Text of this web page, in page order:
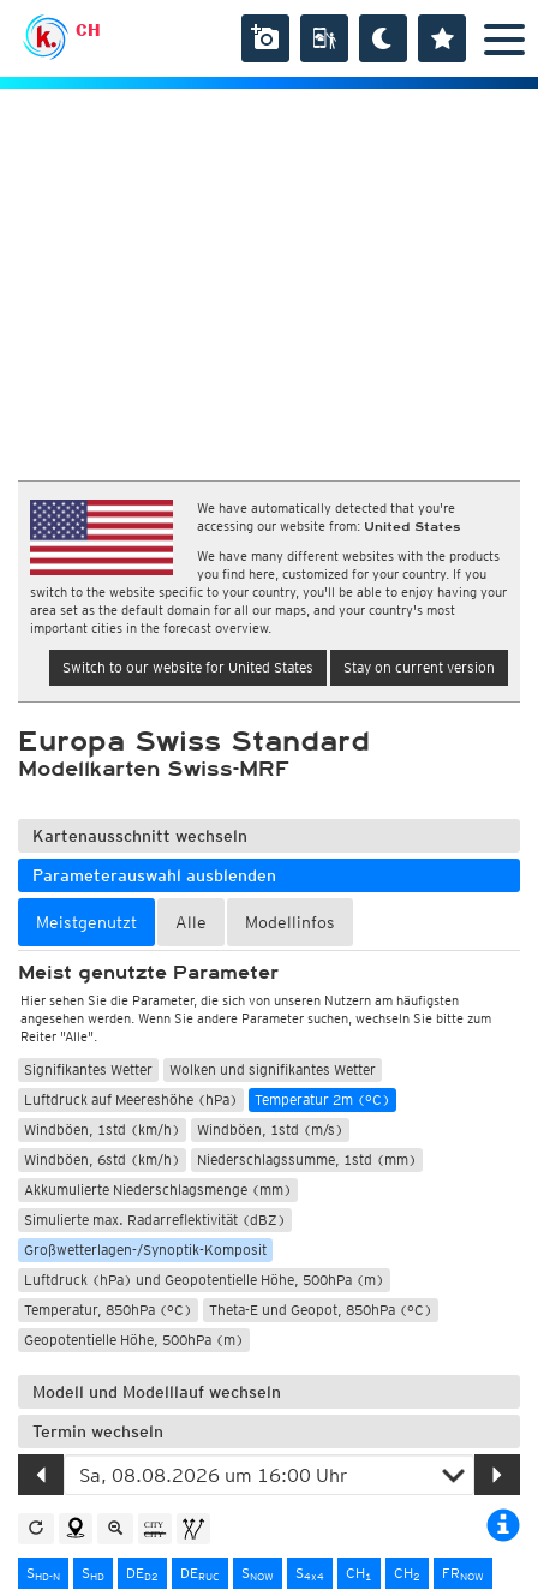
CH
We have automatically detected that you're
accessing our website from: United States
We have many different websites with the products
you find here, customized for your country. If you
switch to the website specific to your country, you'll be able to enjoy having your
area set as the default domain for all our maps, and your country's most
important cities in the forecast overview.
Switch to our website for United States Stay on current version
Europa Swiss Standard
Modellkarten Swiss-MRF
Kartenausschnitt wechseln
Parameterauswahl ausblenden
Meistgenutzt Alle Modellinfos
Meist genutzte Parameter
Hier sehen Sie die Parameter, die sich von unseren Nutzern am häufigsten
angesehen werden. Wenn Sie andere Parameter suchen, wechseln Sie bitte zum
Reiter "Alle".
Signifikantes Wetter
Wolken und signifikantes Wetter
Luftdruck auf Meereshöhe (hPa)
Temperatur 2m (°C)
Windböen, 1std (km/h)
Windböen, 1std (m/s)
Windböen, 6std (km/h)
Niederschlagssumme, 1std (mm)
Akkumulierte Niederschlagsmenge (mm)
Simulierte max. Radarreflektivität (dBZ)
Großwetterlagen-/Synoptik-Komposit
Luftdruck (hPa) und Geopotentielle Höhe, 500hPa (m)
Temperatur, 850hPa (°C)
Theta-E und Geopot, 850hPa (°C)
Geopotentielle Höhe, 500hPa (m)
Modell und Modelllauf wechseln
Termin wechseln
SHD-N SHD DED2 DERUC SNOW S4x4 CH1 CH2 FRNOW